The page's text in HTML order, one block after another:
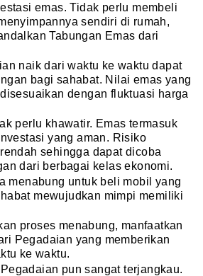
emas. Tidak perlu membeli
sendiri di rumah,
Tabungan Emas dari
naik dari waktu ke waktu dapat
bagi sahabat. Nilai emas yang
dengan fluktuasi harga
perlu khawatir. Emas termasuk
yang aman. Risiko
sehingga dapat dicoba
dari berbagai kelas ekonomi.
menabung untuk beli mobil yang
mewujudkan mimpi memiliki
proses menabung, manfaatkan
Pegadaian yang memberikan
ke waktu.
pun sangat terjangkau.